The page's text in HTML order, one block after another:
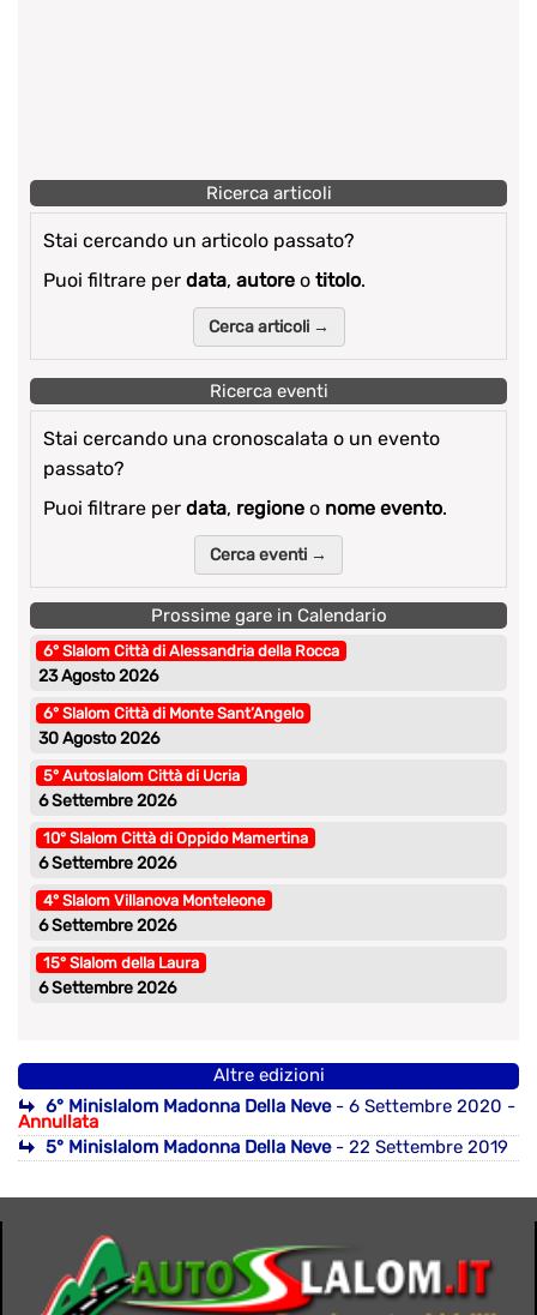
Ricerca articoli
Stai cercando un articolo passato?
Puoi filtrare per data, autore o titolo.
Cerca articoli →
Ricerca eventi
Stai cercando una cronoscalata o un evento
passato?
Puoi filtrare per data, regione o nome evento.
Cerca eventi →
Prossime gare in Calendario
6° Slalom Città di Alessandria della Rocca
23 Agosto 2026
6° Slalom Città di Monte Sant’Angelo
30 Agosto 2026
5° Autoslalom Città di Ucria
6 Settembre 2026
10° Slalom Città di Oppido Mamertina
6 Settembre 2026
4° Slalom Villanova Monteleone
6 Settembre 2026
15° Slalom della Laura
6 Settembre 2026
Altre edizioni
6° Minislalom Madonna Della Neve- 6 Settembre 2020 -
Annullata
5° Minislalom Madonna Della Neve- 22 Settembre 2019